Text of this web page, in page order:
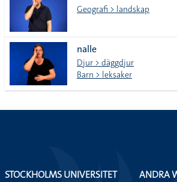
Geografi > landskap
nalle
Djur > däggdjur
Barn > leksaker
STOCKHOLMS UNIVERSITET
ANDRA